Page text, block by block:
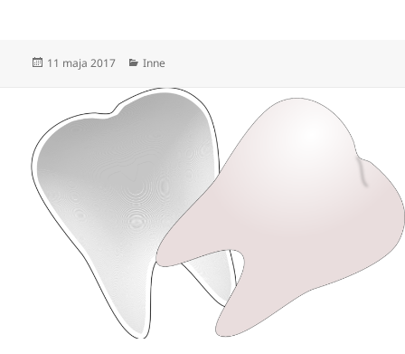
Data
11 maja 2017 Kategorie
Inne